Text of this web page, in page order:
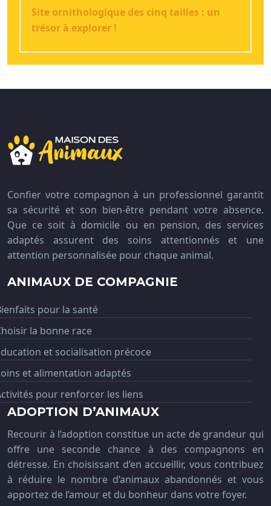
Site ornithologique des cinq tailles : un
trésor à explorer !
Confier votre compagnon à un professionnel garantit
sa sécurité et son bien-être pendant votre absence.
Que ce soit à domicile ou en pension, des services
adaptés assurent des soins attentionnés et une
attention personnalisée pour chaque animal.
ANIMAUX DE COMPAGNIE
pour la santé
la bonne race
et socialisation précoce
et alimentation adaptés
pour renforcer les liens
ADOPTION D’ANIMAUX
Recourir à l’adoption constitue un acte de grandeur qui
offre une seconde chance à des compagnons en
détresse. En choisissant d’en accueillir, vous contribuez
à réduire le nombre d’animaux abandonnés et vous
apportez de l’amour et du bonheur dans votre foyer.